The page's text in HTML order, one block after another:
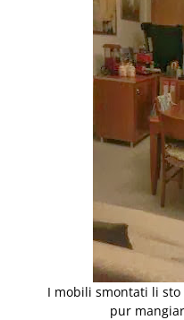
I mobili smontati li
pur